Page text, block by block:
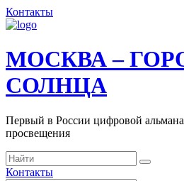
Контакты
МОСКВА –
СОЛНЦА
Первый в России цифровой
просвещения
Контакты